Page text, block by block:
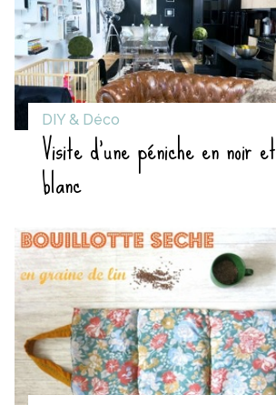
DIY & Déco
Visite d’une péniche en noir et
blanc